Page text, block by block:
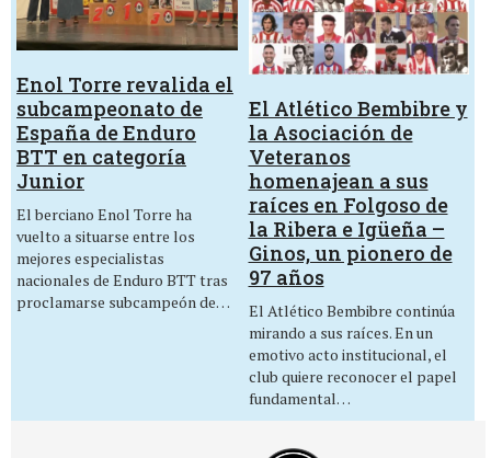
Enol Torre revalida el
subcampeonato de
España de Enduro
BTT en categoría
Junior
El berciano Enol Torre ha
vuelto a situarse entre los
mejores especialistas
nacionales de Enduro BTT tras
proclamarse subcampeón de…
El Atlético Bembibre y
la Asociación de
Veteranos
homenajean a sus
raíces en Folgoso de
la Ribera e Igüeña –
Ginos, un pionero de
97 años
El Atlético Bembibre continúa
mirando a sus raíces. En un
emotivo acto institucional, el
club quiere reconocer el papel
fundamental…